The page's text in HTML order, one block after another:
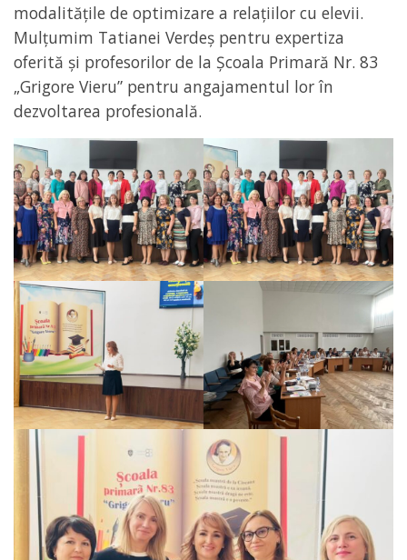
modalitățile de optimizare a relațiilor cu elevii.
Mulțumim Tatianei Verdeș pentru expertiza
oferită și profesorilor de la Școala Primară Nr. 83
„Grigore Vieru” pentru angajamentul lor în
dezvoltarea profesională.